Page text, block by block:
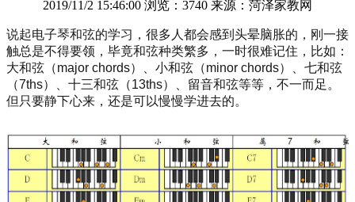
2019/11/2 15:46:00 浏览：3740 来源：菏泽家教网
说起电子琴和弦的学习，很多人都会感到头晕脑胀的，刚一接
触总是不得要领，毕竟和弦种类繁多，一时很难记住，比如：
大和弦（major chords）、小和弦（minor chords）、七和弦
（7ths）、十三和弦（13ths）、留音和弦等等，不一而足。
但只要静下心来，还是可以慢慢学进去的。